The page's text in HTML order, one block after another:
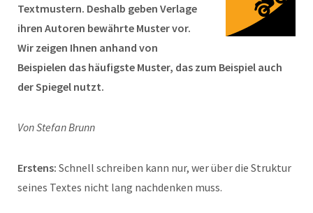
Textmustern. Deshalb geben Verlage
ihren Autoren bewährte Muster vor.
Wir zeigen Ihnen anhand von
Beispielen das häufigste Muster, das zum Beispiel auch
der Spiegel nutzt.
Von Stefan Brunn
Erstens: Schnell schreiben kann nur, wer über die Struktur
seines Textes nicht lang nachdenken muss.